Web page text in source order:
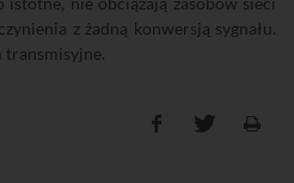
z żadną konwersją sygnału.
transmisyjne.